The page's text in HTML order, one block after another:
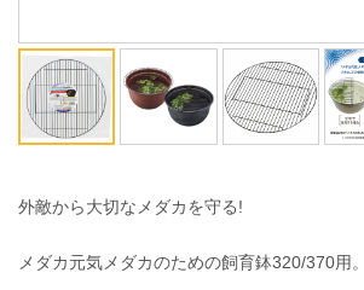
ENGLISH 中文
外敵から大切なメダカを守る!
メダカ元気メダカのための飼育鉢320/370用。